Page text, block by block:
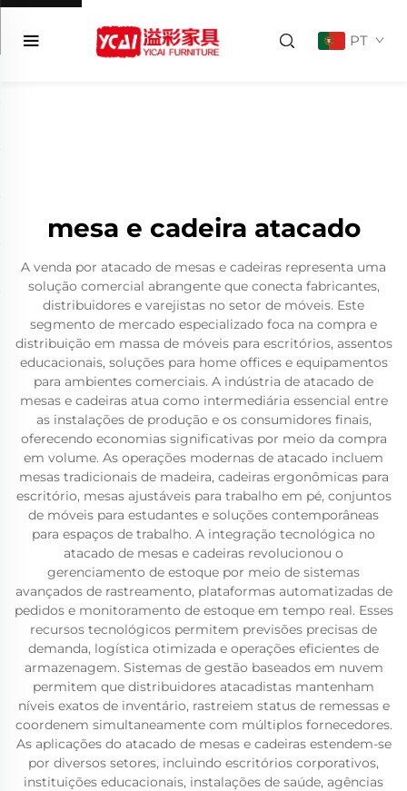
PT
mesa e cadeira atacado
A venda por atacado de mesas e cadeiras representa uma
solução comercial abrangente que conecta fabricantes,
distribuidores e varejistas no setor de móveis. Este
segmento de mercado especializado foca na compra e
distribuição em massa de móveis para escritórios, assentos
educacionais, soluções para home offices e equipamentos
para ambientes comerciais. A indústria de atacado de
mesas e cadeiras atua como intermediária essencial entre
as instalações de produção e os consumidores finais,
oferecendo economias significativas por meio da compra
em volume. As operações modernas de atacado incluem
mesas tradicionais de madeira, cadeiras ergonômicas para
escritório, mesas ajustáveis para trabalho em pé, conjuntos
de móveis para estudantes e soluções contemporâneas
para espaços de trabalho. A integração tecnológica no
atacado de mesas e cadeiras revolucionou o
gerenciamento de estoque por meio de sistemas
avançados de rastreamento, plataformas automatizadas de
pedidos e monitoramento de estoque em tempo real. Esses
recursos tecnológicos permitem previsões precisas de
demanda, logística otimizada e operações eficientes de
armazenagem. Sistemas de gestão baseados em nuvem
permitem que distribuidores atacadistas mantenham
níveis exatos de inventário, rastreiem status de remessas e
coordenem simultaneamente com múltiplos fornecedores.
As aplicações do atacado de mesas e cadeiras estendem-se
por diversos setores, incluindo escritórios corporativos,
instituições educacionais, instalações de saúde, agências